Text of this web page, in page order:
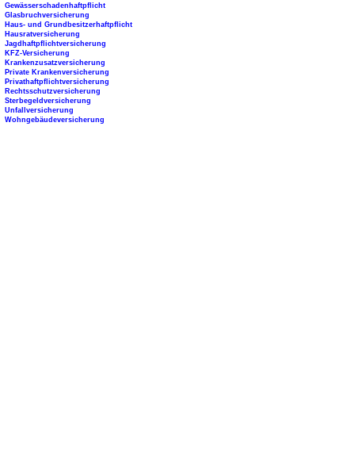
Gewässerschadenhaftpflicht
Glasbruchversicherung
Haus- und Grundbesitzerhaftpflicht
Hausratversicherung
Jagdhaftpflichtversicherung
KFZ-Versicherung
Krankenzusatzversicherung
Private Krankenversicherung
Privathaftpflichtversicherung
Rechtsschutzversicherung
Sterbegeldversicherung
Unfallversicherung
Wohngebäudeversicherung